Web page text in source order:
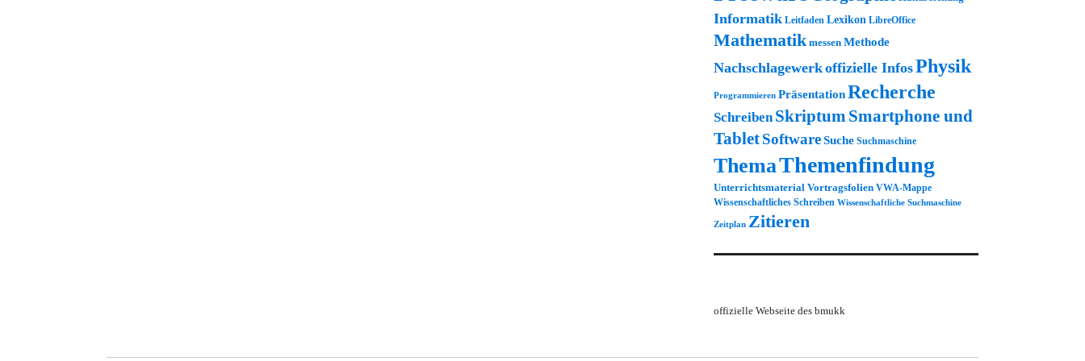
Informatik Leitfaden Lexikon LibreOffice
Mathematik messen Methode
Nachschlagewerkoffizielle InfosPhysik
Programmieren PräsentationRecherche
Schreiben Skriptum Smartphone und
TabletSoftwareSuche Suchmaschine
ThemaThemenfindung
Unterrichtsmaterial Vortragsfolien VWA-Mappe
Wissenschaftliches Schreiben Wissenschaftliche Suchmaschine
Zeitplan Zitieren
offizielle Webseite des bmukk